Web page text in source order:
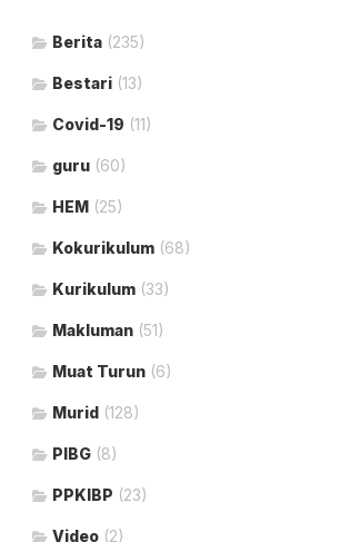
Berita (235)
Bestari (13)
Covid-19 (11)
guru (60)
HEM (25)
Kokurikulum (68)
Kurikulum (33)
Makluman (51)
Muat Turun (6)
Murid (128)
PIBG (8)
PPKIBP (23)
Video (2)